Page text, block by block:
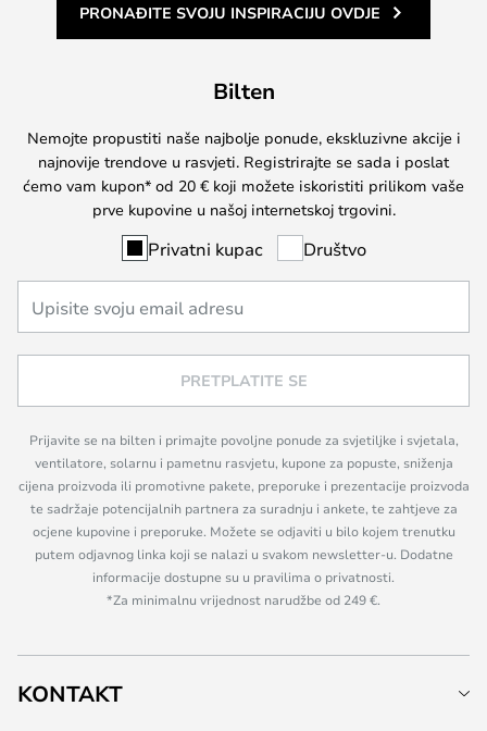
PRONAĐITE SVOJU INSPIRACIJU OVDJE
Bilten
Nemojte propustiti naše najbolje ponude, ekskluzivne akcije i
najnovije trendove u rasvjeti. Registrirajte se sada i poslat
ćemo vam kupon* od 20 € koji možete iskoristiti prilikom vaše
prve kupovine u našoj internetskoj trgovini.
Privatni kupac Društvo
PRETPLATITE SE
Prijavite se na bilten i primajte povoljne ponude za svjetiljke i svjetala,
ventilatore, solarnu i pametnu rasvjetu, kupone za popuste, sniženja
cijena proizvoda ili promotivne pakete, preporuke i prezentacije proizvoda
te sadržaje potencijalnih partnera za suradnju i ankete, te zahtjeve za
ocjene kupovine i preporuke. Možete se odjaviti u bilo kojem trenutku
putem odjavnog linka koji se nalazi u svakom newsletter-u. Dodatne
informacije dostupne su u pravilima o privatnosti.
*Za minimalnu vrijednost narudžbe od 249 €.
KONTAKT